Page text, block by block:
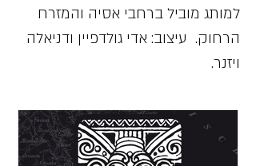
למותג מוביל ברחבי אסיה והמזרח
הרחוק. עיצוב: אדי גולדפיין ודניאלה
ויזנר.